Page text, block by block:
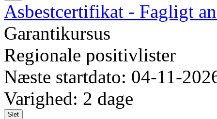
Asbestcertifikat - Fagligt
Garantikursus
Regionale positivlister
Næste startdato: 04-11-
Varighed: 2 dage
Slet